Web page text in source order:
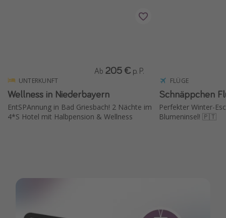
UNTERKUNFT
Wellness in Niederbayern
EntSPAnnung in Bad Griesbach! 2 Nächte im
4*S Hotel mit Halbpension & Wellness
Ab 205 € p. P.
FLÜGE
Schnäppchen
Perfekter Winter-
Blumeninsel! 🇵🇹